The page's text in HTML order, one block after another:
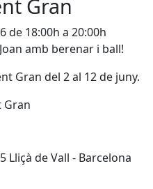
Gran
de 18:00h a 20:00h
amb berenar i ball!
Gran del 2 al 12 de juny.
Gran
Lliçà de Vall - Barcelona